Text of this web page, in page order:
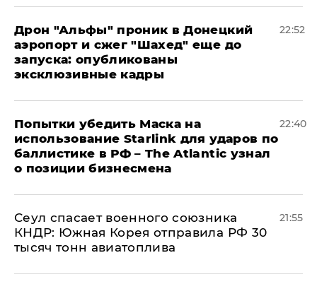
Дрон "Альфы" проник в Донецкий
аэропорт и сжег "Шахед" еще до
запуска: опубликованы
эксклюзивные кадры
22:52
Попытки убедить Маска на
использование Starlink для ударов по
баллистике в РФ – The Atlantic узнал
о позиции бизнесмена
22:40
​Сеул спасает военного союзника
КНДР: Южная Корея отправила РФ 30
тысяч тонн авиатоплива
21:55